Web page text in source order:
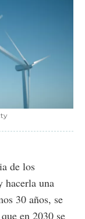
de los
hacerla una
30 años, se
en 2030 se